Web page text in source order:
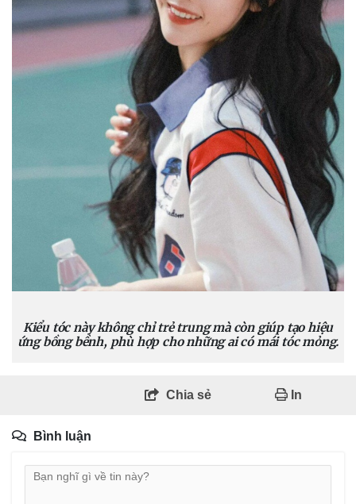
Kiểu tóc này không chỉ trẻ trung mà còn giúp tạo hiệu
ứng bồng bềnh, phù hợp cho những ai có mái tóc mỏng.
Chia sẻ In
Bình luận